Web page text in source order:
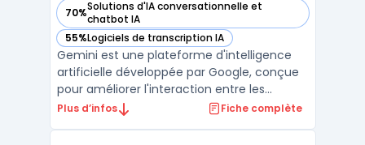
70%Solutions d'IA conversationnelle et
chatbot IA
— voir Gemini dans cette catégorie
55%Logiciels de transcription IA
— voir Gemini dans cette catégorie
Gemini est une plateforme d'intelligence
artificielle développée par Google, conçue
pour améliorer l'interaction entre les
utilisateurs et les systèmes à travers des
Plus d’infos Fiche complète